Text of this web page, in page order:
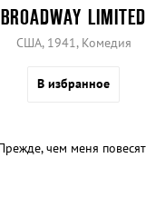
BROADWAY LIMITED
США, 1941, Комедия
В избранное